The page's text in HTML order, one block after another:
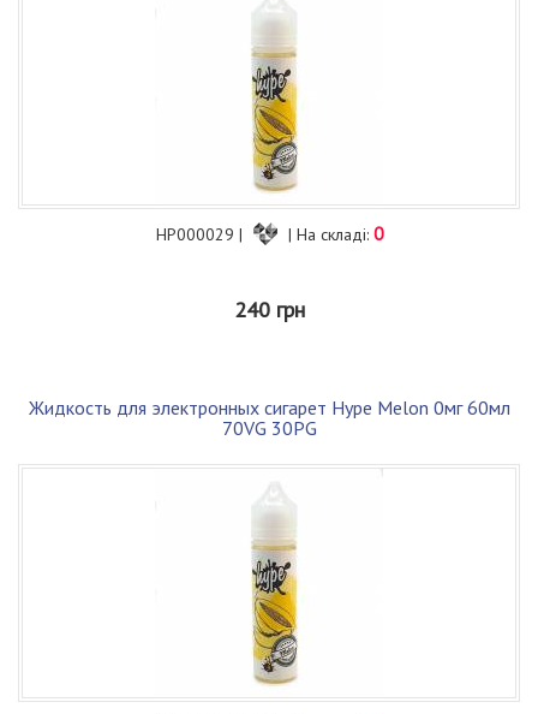
HP000029 | | На складі: 0
240 грн
Жидкость для электронных сигарет Hype Melon 0мг 60мл
70VG 30PG